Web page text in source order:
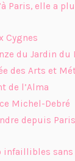
Paris, elle a
Cygnes
du Jardin du
des Arts et
de l’Alma
Michel-Debré
depuis
infaillibles